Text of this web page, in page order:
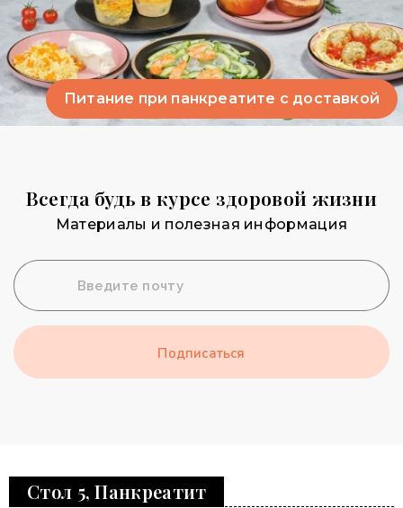
Питание при панкреатите с доставкой
Всегда будь в курсе здоровой жизни​
Материалы и полезная информация
Подписаться
Стол 5, Панкреатит